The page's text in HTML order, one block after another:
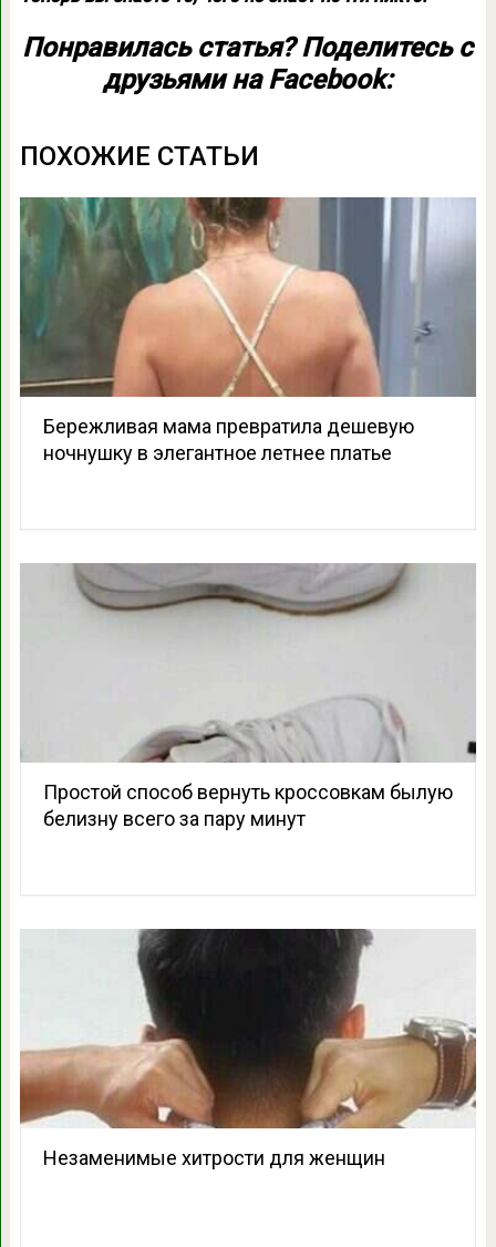
Понравилась статья? Поделитесь с
друзьями на Facebook:
ПОХОЖИЕ СТАТЬИ
Бережливая мама превратила дешевую
ночнушку в элегантное летнее платье
Простой способ вернуть кроссовкам былую
белизну всего за пару минут
Незаменимые хитрости для женщин